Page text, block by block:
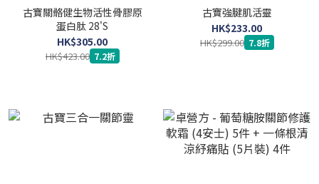
古寶關骼健生物活性骨膠原
蛋白肽 28'S
HK$305.00
HK$423.00 7.2折
古寶強腱肌活靈
HK$233.00
HK$299.00 7.8折